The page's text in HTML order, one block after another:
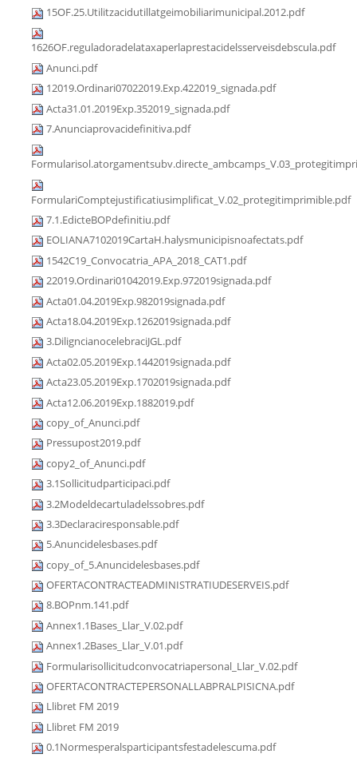
15OF.25.Utilitzacidutillatgeimobiliarimunicipal.2012.pdf
1626OF.reguladoradelataxaperlaprestacidelsserveisdebscula.pdf
Anunci.pdf
12019.Ordinari07022019.Exp.422019_signada.pdf
Acta31.01.2019Exp.352019_signada.pdf
7.Anunciaprovacidefinitiva.pdf
FormulariComptejustificatiusimplificat_V.02_protegitimprimible.pdf
7.1.EdicteBOPdefinitiu.pdf
EOLIANA7102019CartaH.halysmunicipisnoafectats.pdf
1542C19_Convocatria_APA_2018_CAT1.pdf
22019.Ordinari01042019.Exp.972019signada.pdf
Acta01.04.2019Exp.982019signada.pdf
Acta18.04.2019Exp.1262019signada.pdf
3.DiligncianocelebraciJGL.pdf
Acta02.05.2019Exp.1442019signada.pdf
Acta23.05.2019Exp.1702019signada.pdf
Acta12.06.2019Exp.1882019.pdf
copy_of_Anunci.pdf
Pressupost2019.pdf
copy2_of_Anunci.pdf
3.1Sollicitudparticipaci.pdf
3.2Modeldecartuladelssobres.pdf
3.3Declaraciresponsable.pdf
5.Anuncidelesbases.pdf
copy_of_5.Anuncidelesbases.pdf
OFERTACONTRACTEADMINISTRATIUDESERVEIS.pdf
8.BOPnm.141.pdf
Annex1.1Bases_Llar_V.02.pdf
Annex1.2Bases_Llar_V.01.pdf
Formularisollicitudconvocatriapersonal_Llar_V.02.pdf
OFERTACONTRACTEPERSONALLABPRALPISICNA.pdf
Llibret FM 2019
Llibret FM 2019
0.1Normesperalsparticipantsfestadelescuma.pdf